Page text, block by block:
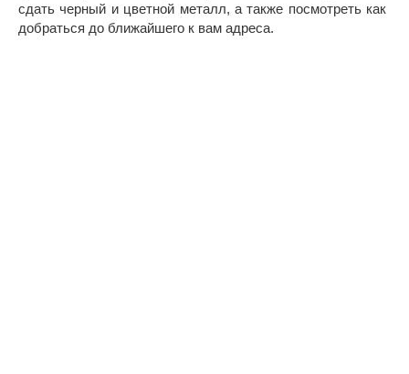
сдать черный и цветной металл, а также посмотреть как
добраться до ближайшего к вам адреса.